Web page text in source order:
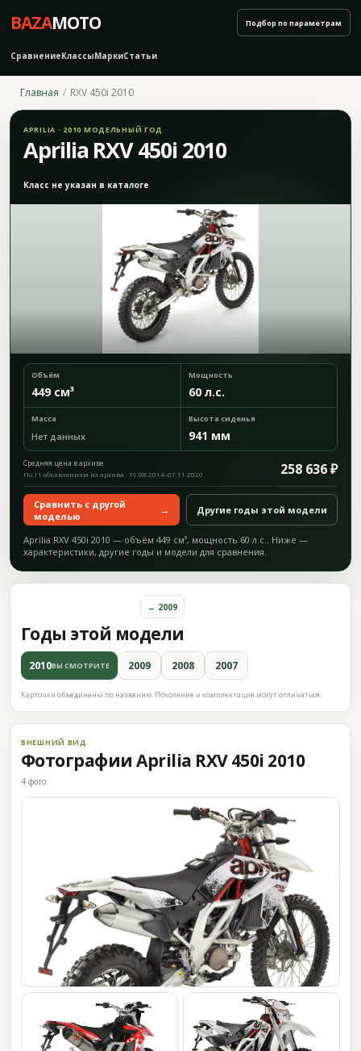
BAZAMOTO
СравнениеКлассыМаркиСтатьи
Подбор по параметрам
Главная RXV 450i 2010
APRILIA · 2010 МОДЕЛЬНЫЙ ГОД
Aprilia RXV 450i 2010
Класс не указан в каталоге
Объём
449 см³
Мощность
60 л.с.
Масса
Нет данных
Высота сиденья
941 мм
Средняя цена в архиве 258 636 ₽
По 11 объявлениям из архива · 19.08.2014–07.11.2020
Сравнить с другой
моделью
→ Другие годы этой модели
Aprilia RXV 450i 2010 — объём 449 см³, мощность 60 л.с.. Ниже —
характеристики, другие годы и модели для сравнения.
Годы этой модели
← 2009
2010ВЫ СМОТРИТЕ 2009 2008 2007
Карточки объединены по названию. Поколение и комплектация могут отличаться.
ВНЕШНИЙ ВИД
Фотографии Aprilia RXV 450i 2010
4 фото